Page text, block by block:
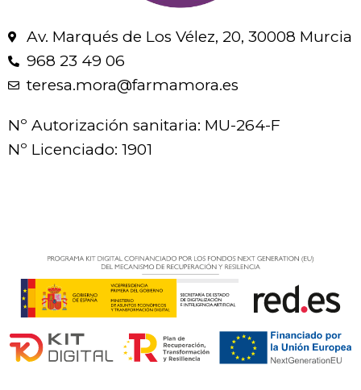
Av. Marqués de Los Vélez, 20, 30008 Murcia
968 23 49 06
teresa.mora@farmamora.es
Nº Autorización sanitaria: MU-264-F
Nº Licenciado: 1901